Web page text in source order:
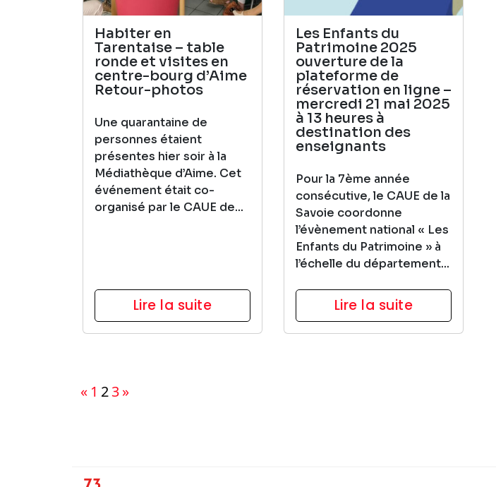
Habiter en
Tarentaise – table
ronde et visites en
centre-bourg d’Aime
Retour-photos
Une quarantaine de
personnes étaient
présentes hier soir à la
Médiathèque d’Aime. Cet
événement était co-
organisé par le CAUE de...
Lire la suite
Les Enfants du
Patrimoine 2025
ouverture de la
plateforme de
réservation en ligne –
mercredi 21 mai 2025
à 13 heures à
destination des
enseignants
Pour la 7ème année
consécutive, le CAUE de la
Savoie coordonne
l’évènement national « Les
Enfants du Patrimoine » à
l’échelle du département...
Lire la suite
Pagination
« 1 23»